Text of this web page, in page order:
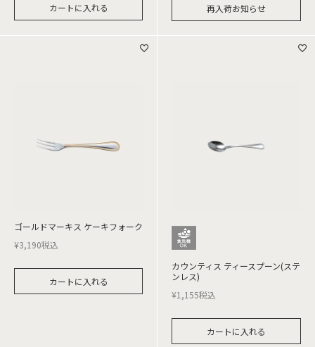
カートに入れる 再入荷お知らせ
ゴールドマーキス ケーキフォーク
¥3,190税込
カートに入れる
カウンティス ティースプーン(ステ
ンレス)
¥1,155税込
カートに入れる